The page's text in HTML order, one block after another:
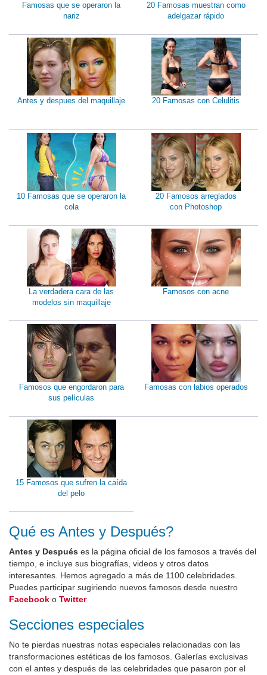
Famosas que se operaron la
nariz
20 Famosas muestran como
adelgazar rápido
Antes y despues del maquillaje 20 Famosas con Celulitis
10 Famosas que se operaron la
cola
20 Famosos arreglados
con Photoshop
La verdadera cara de las
modelos sin maquillaje
Famosos con acne
Famosos que engordaron para
sus películas
Famosas con labios operados
15 Famosos que sufren la caída
del pelo
Qué es Antes y Después?
Antes y Después es la página oficial de los famosos a través del
tiempo, e incluye sus biografías, videos y otros datos
interesantes. Hemos agregado a más de 1100 celebridades.
Puedes participar sugiriendo nuevos famosos desde nuestro
Facebook o Twitter
Secciones especiales
No te pierdas nuestras notas especiales relacionadas con las
transformaciones estéticas de los famosos. Galerías exclusivas
con el antes y después de las celebridades que pasaron por el